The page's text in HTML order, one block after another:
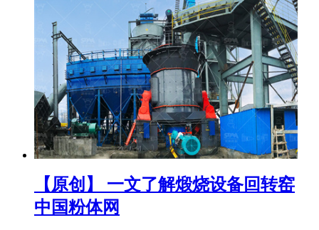
【原创】 一文了解煅烧设备回转窑
中国粉体网